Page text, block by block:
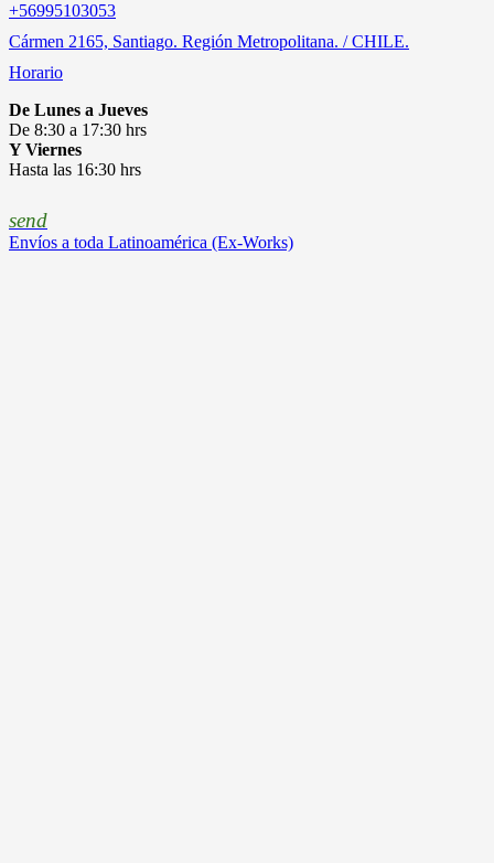
‎+56995103053
Cármen 2165, Santiago. Región Metropolitana. / CHILE.
Horario
De Lunes a Jueves
De 8:30 a 17:30 hrs
Y Viernes
Hasta las 16:30 hrs
send
Envíos a toda Latinoamérica (Ex-Works)